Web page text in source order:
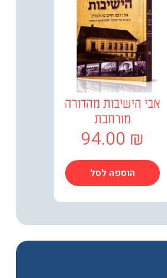
אבי הישיבות מהדורה
מורחבת
94.00 ₪
הוספה לסל